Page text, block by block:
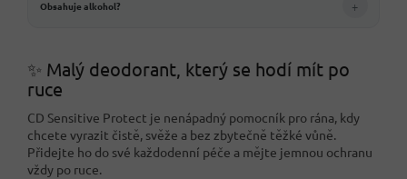
Obsahuje alkohol? +
✨ Malý deodorant, který se hodí mít po
ruce
CD Sensitive Protect je nenápadný pomocník pro rána, kdy
chcete vyrazit čistě, svěže a bez zbytečně těžké vůně.
Přidejte ho do své každodenní péče a mějte jemnou ochranu
vždy po ruce.